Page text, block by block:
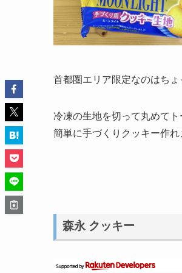
首都圏エリア限定なのはち
冷凍の生地を切って丸めて
簡単に手づくりクッキー作れ
森永 クッキー